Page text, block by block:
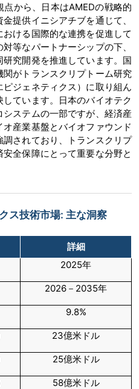
から、日本はAMEDの戦略的
提供イニシアチブを通じて、
ける国際的な連携を促進して
等なパートナーシップの下、
究開発を推進しています。国
がトランスクリプトーム研究
ピジェネティクス）に取り組ん
ています。日本のバイオテク
ステムの一部ですが、経済産
産業基盤とバイオファウンド
されており、トランスクリプ
全保障にとって重要な分野と
ス技術市場: 主な洞察
詳細
2025年
2026－2035年
9.8%
23億米ドル
25億米ドル
58億米ドル